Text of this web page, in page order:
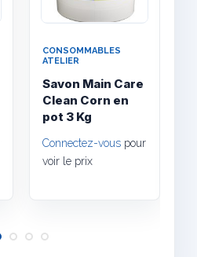
CONSOMMABLES
ATELIER
Savon Main Care
Clean Corn en
pot 3 Kg
Connectez-vous pour
voir le prix